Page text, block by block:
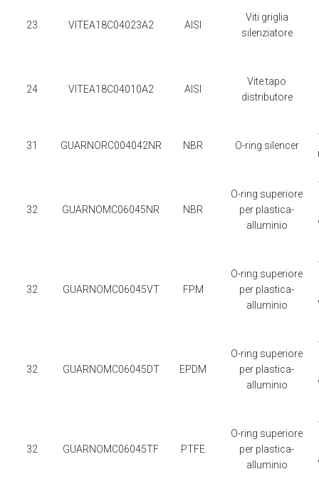
23 VITEA18C04023A2 AISI
Viti griglia
silenziatore
24 VITEA18C04010A2 AISI
Vite tapo
distributore
31 GUARNORC004042NR NBR O-ring silencer
32 GUARNOMC06045NR NBR
O-ring superiore
per plastica-
alluminio
32 GUARNOMC06045VT FPM
O-ring superiore
per plastica-
alluminio
32 GUARNOMC06045DT EPDM
O-ring superiore
per plastica-
alluminio
32 GUARNOMC06045TF PTFE
O-ring superiore
per plastica-
alluminio